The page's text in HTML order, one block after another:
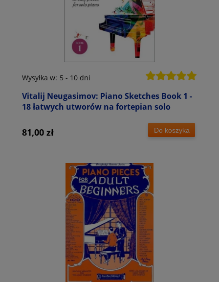
Vitalij Neugasimov: Piano Sketches Book 1 -
18 łatwych utworów na fortepian solo
Wysyłka w: 5 - 10 dni
81,00 zł Do koszyka